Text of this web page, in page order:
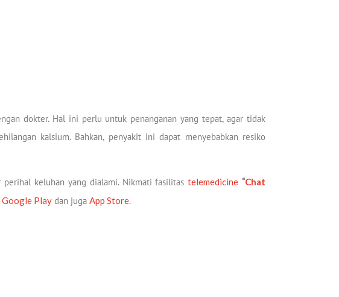
dokter. Hal ini perlu untuk penanganan yang tepat, agar tidak
kalsium. Bahkan, penyakit ini dapat menyebabkan resiko
keluhan yang dialami. Nikmati fasilitastelemedicine “Chat
Google Play dan juga App Store.